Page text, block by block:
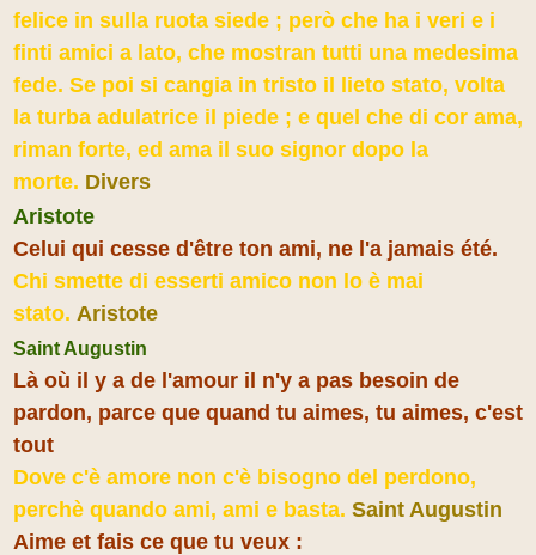
felice in sulla ruota siede ; però che ha i veri e i
finti amici a lato, che mostran tutti una medesima
fede. Se poi si cangia in tristo il lieto stato, volta
la turba adulatrice il piede ; e quel che di cor ama,
riman forte, ed ama il suo signor dopo la
morte. Divers
Aristote
Celui qui cesse d'être ton ami, ne l'a jamais été.
Chi smette di esserti amico non lo è mai
stato. Aristote
Saint Augustin
Là où il y a de l'amour il n'y a pas besoin de
pardon, parce que quand tu aimes, tu aimes, c'est
tout
Dove c'è amore non c'è bisogno del perdono,
perchè quando ami, ami e basta. Saint Augustin
Aime et fais ce que tu veux :